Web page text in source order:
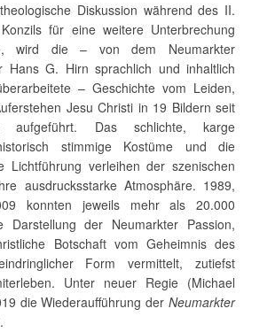
Diskussion während des II.
für eine weitere Unterbrechung
wird die – von dem Neumarkter
Hans G. Hirn sprachlich und inhaltlich
– Geschichte vom Leiden,
Jesu Christi in 19 Bildern seit
aufgeführt. Das schlichte, karge
stimmige Kostüme und die
Lichtführung verleihen der szenischen
ausdrucksstarke Atmosphäre. 1989,
konnten jeweils mehr als 20.000
Darstellung der Neumarkter Passion,
Botschaft vom Geheimnis des
Form vermittelt, zutiefst
Unter neuer Regie (Michael
die Wiederaufführung der Neumarkter
.